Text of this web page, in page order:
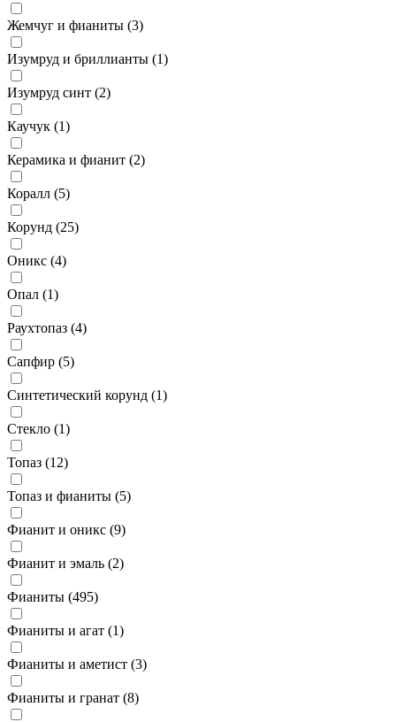
Жемчуг и фианиты (3)
Изумруд и бриллианты (1)
Изумруд синт (2)
Каучук (1)
Керамика и фианит (2)
Коралл (5)
Корунд (25)
Оникс (4)
Опал (1)
Раухтопаз (4)
Сапфир (5)
Синтетический корунд (1)
Стекло (1)
Топаз (12)
Топаз и фианиты (5)
Фианит и оникс (9)
Фианит и эмаль (2)
Фианиты (495)
Фианиты и агат (1)
Фианиты и аметист (3)
Фианиты и гранат (8)